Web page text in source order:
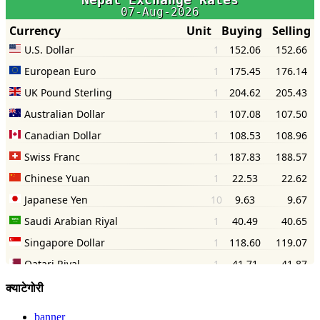
क्याटेगोरी
banner